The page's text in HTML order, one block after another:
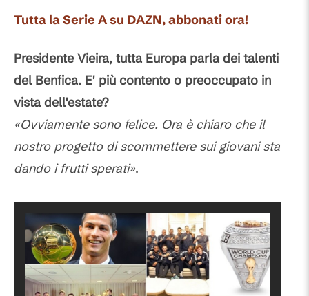
Tutta la Serie A su DAZN, abbonati ora!
Presidente Vieira, tutta Europa parla dei talenti
del Benfica. E' più contento o preoccupato in
vista dell'estate?
«Ovviamente sono felice. Ora è chiaro che il
nostro progetto di scommettere sui giovani sta
dando i frutti sperati».